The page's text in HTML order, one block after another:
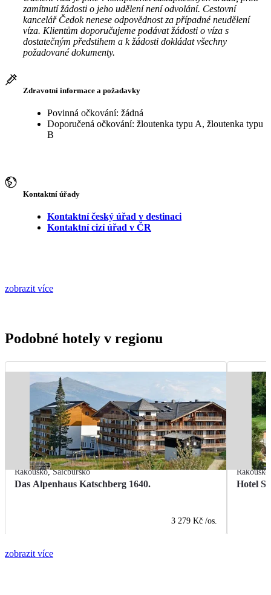
zamítnutí žádosti o jeho udělení není odvolání. Cestovní
kancelář Čedok nenese odpovědnost za případné neudělení
víza. Klientům doporučujeme podávat žádosti o víza s
dostatečným předstihem a k žádosti dokládat všechny
požadované dokumenty.
Zdravotní informace a požadavky
Povinná očkování: žádná
Doporučená očkování: žloutenka typu A, žloutenka typu
B
Kontaktní úřady
Kontaktní český úřad v destinaci
Kontaktní cizí úřad v ČR
zobrazit více
Podobné hotely v regionu
Rakousko,Salcbursko
Das Alpenhaus Katschberg 1640.
3 279 Kč /os.
Rakousko
Hotel
zobrazit více